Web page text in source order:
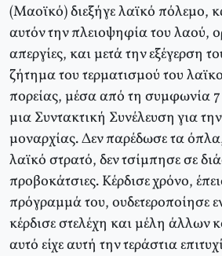
(Μαοϊκό) διεξήγε λαϊκό πόλεμο,
αυτόν την πλειοψηφία του λαού,
απεργίες, και μετά την εξέγερση
ζήτημα του τερματισμού του
πορείας, μέσα από τη συμφωνία
μια Συντακτική Συνέλευση για
μοναρχίας. Δεν παρέδωσε τα όπλα,
λαϊκό στρατό, δεν τσίμπησε σε
προβοκάτσιες. Κέρδισε χρόνο,
πρόγραμμά του, ουδετεροποίησε
κέρδισε στελέχη και μέλη άλλων
αυτό είχε αυτή την τεράστια